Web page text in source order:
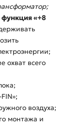
функция «+8
охват всего
воздуха;
монтажа и